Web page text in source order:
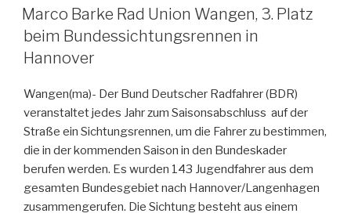
AM
Marco Barke Rad Union Wangen, 3. Platz
beim Bundessichtungsrennen in
Hannover
Wangen(ma)- Der Bund Deutscher Radfahrer (BDR)
veranstaltet jedes Jahr zum Saisonsabschluss auf der
Straße ein Sichtungsrennen, um die Fahrer zu bestimmen,
die in der kommenden Saison in den Bundeskader
berufen werden. Es wurden 143 Jugendfahrer aus dem
gesamten Bundesgebiet nach Hannover/Langenhagen
zusammengerufen. Die Sichtung besteht aus einem